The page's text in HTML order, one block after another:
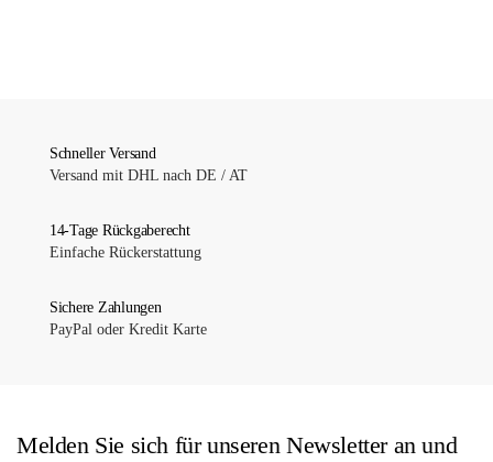
Schneller Versand
Versand mit DHL nach DE / AT
14-Tage Rückgaberecht
Einfache Rückerstattung
Sichere Zahlungen
PayPal oder Kredit Karte
Melden Sie sich für unseren Newsletter an und